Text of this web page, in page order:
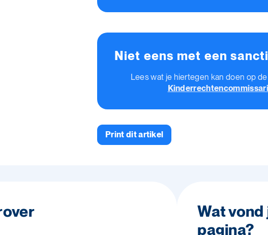
Niet eens met een
Lees wat je hiertegen kan doen op de
Print dit artikel
Wat vond
pagina?